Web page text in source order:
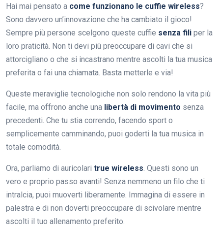
Hai mai pensato a come funzionano le cuffie wireless?
Sono davvero un’innovazione che ha cambiato il gioco!
Sempre più persone scelgono queste cuffie senza fili per la
loro praticità. Non ti devi più preoccupare di cavi che si
attorcigliano o che si incastrano mentre ascolti la tua musica
preferita o fai una chiamata. Basta metterle e via!
Queste meraviglie tecnologiche non solo rendono la vita più
facile, ma offrono anche una libertà di movimento senza
precedenti. Che tu stia correndo, facendo sport o
semplicemente camminando, puoi goderti la tua musica in
totale comodità.
Ora, parliamo di auricolari true wireless. Questi sono un
vero e proprio passo avanti! Senza nemmeno un filo che ti
intralcia, puoi muoverti liberamente. Immagina di essere in
palestra e di non doverti preoccupare di scivolare mentre
ascolti il tuo allenamento preferito.